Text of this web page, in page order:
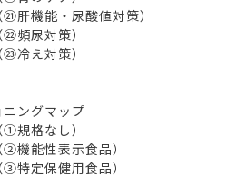
肝機能・尿酸値対策）
頻尿対策）
冷え対策）
ングマップ
規格なし）
機能性表示食品）
特定保健用食品）